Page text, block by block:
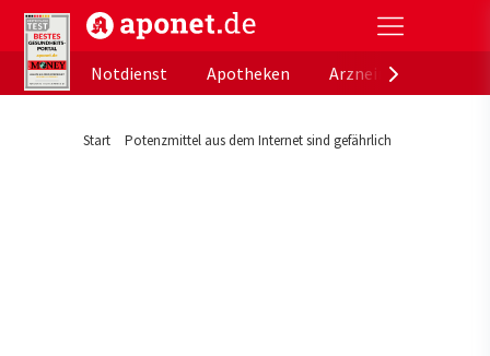
aponet.de - Das offizielle Gesundheitsportal der
Notdienst
Apotheken
Start Potenzmittel aus dem Internet sind gefährlich